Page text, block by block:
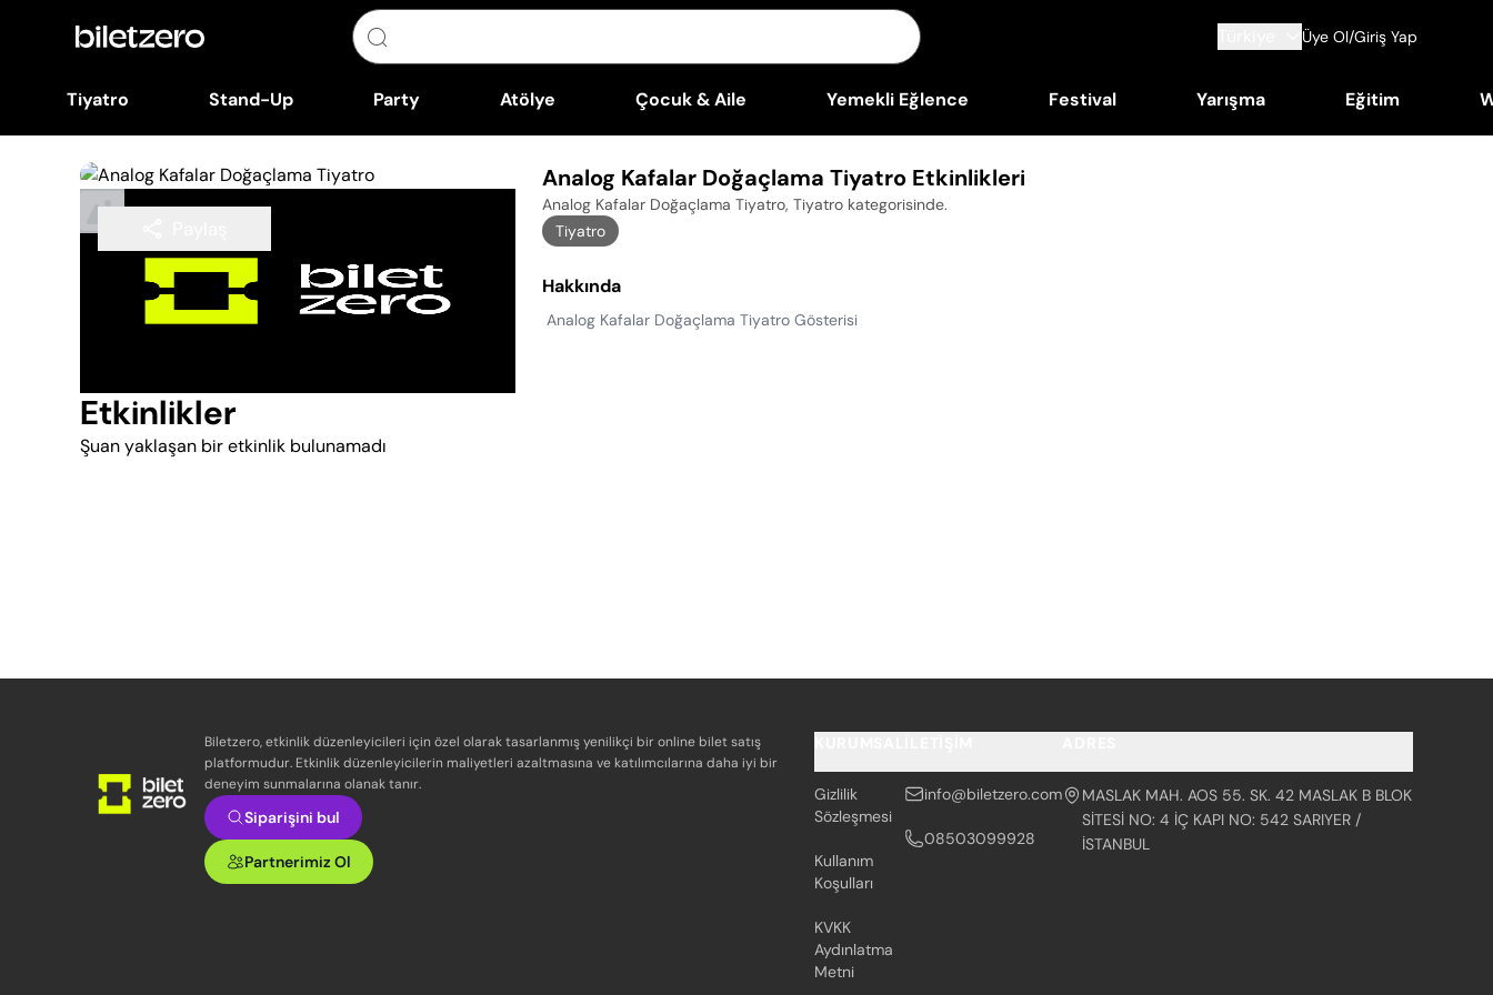
Üye Ol/Giriş Yap
Tiyatro Stand-Up Party Atölye Çocuk & Aile Yemekli Eğlence Festival Yarışma Eğitim
Analog Kafalar Doğaçlama Tiyatro Etkinlikleri
Analog Kafalar Doğaçlama Tiyatro, Tiyatro kategorisinde.
Tiyatro
Hakkında
Analog Kafalar Doğaçlama Tiyatro Gösterisi
Etkinlikler
Şuan yaklaşan bir etkinlik bulunamadı
Biletzero, etkinlik düzenleyicileri için özel olarak tasarlanmış yenilikçi bir online bilet satış
platformudur. Etkinlik düzenleyicilerin maliyetleri azaltmasına ve katılımcılarına daha iyi bir
deneyim sunmalarına olanak tanır.
Siparişini bul
Partnerimiz Ol
Gizlilik
Sözleşmesi
Kullanım
Koşulları
KVKK
Aydınlatma
Metni
info@biletzero.com
08503099928
MASLAK MAH. AOS 55. SK. 42 MASLAK B BLOK
SİTESİ NO: 4 İÇ KAPI NO: 542 SARIYER /
İSTANBUL